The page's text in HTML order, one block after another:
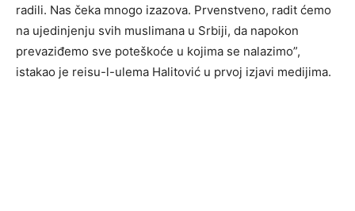
radili. Nas čeka mnogo izazova. Prvenstveno, radit ćemo
na ujedinjenju svih muslimana u Srbiji, da napokon
prevaziđemo sve poteškoće u kojima se nalazimo”,
istakao je reisu-l-ulema Halitović u prvoj izjavi medijima.